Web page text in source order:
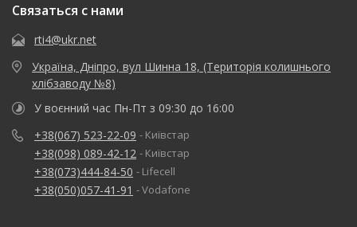
Связаться с нами
rti4@ukr.net
Україна, Дніпро, вул Шинна 18, (Територія колишнього
хлібзаводу №8)
У воєнний час Пн-Пт з 09:30 до 16:00
+38(067) 523-22-09 - Київстар
+38(098) 089-42-12 - Київстар
+38(073)444-84-50 - Lifecell
+38(050)057-41-91 - Vodafone